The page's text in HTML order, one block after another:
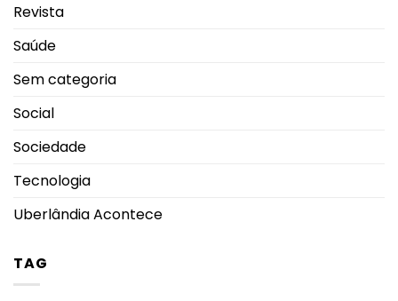
Revista
Saúde
Sem categoria
Social
Sociedade
Tecnologia
Uberlândia Acontece
TAG